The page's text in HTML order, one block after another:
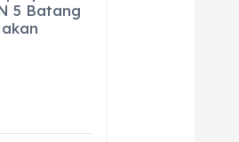
5 Batang